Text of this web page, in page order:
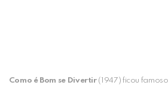
Como é Bom se Divertir(1947) ficou